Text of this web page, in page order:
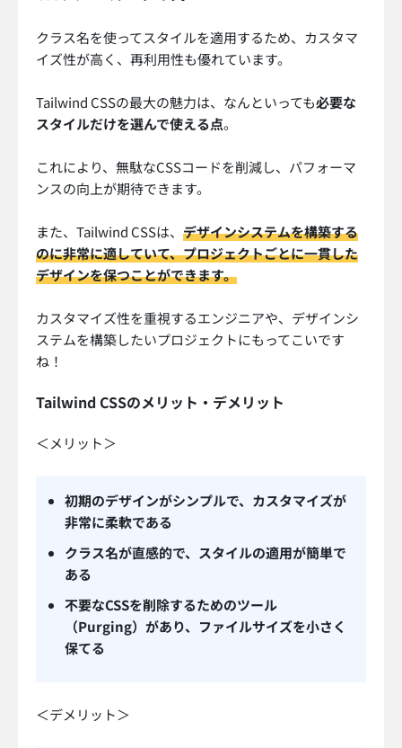
クラス名を使ってスタイルを適用するため、カスタマ
イズ性が高く、再利用性も優れています。
Tailwind CSSの最大の魅力は、なんといっても必要な
スタイルだけを選んで使える点。
これにより、無駄なCSSコードを削減し、パフォーマ
ンスの向上が期待できます。
また、Tailwind CSSは、 デザインシステムを構築する
のに非常に適していて、プロジェクトごとに一貫した
デザインを保つことができます。
カスタマイズ性を重視するエンジニアや、デザインシ
ステムを構築したいプロジェクトにもってこいです
ね！
Tailwind CSSのメリット・デメリット
＜メリット＞
初期のデザインがシンプルで、カスタマイズが
非常に柔軟である
クラス名が直感的で、スタイルの適用が簡単で
ある
不要なCSSを削除するためのツール
（Purging）があり、ファイルサイズを小さく
保てる
＜デメリット＞